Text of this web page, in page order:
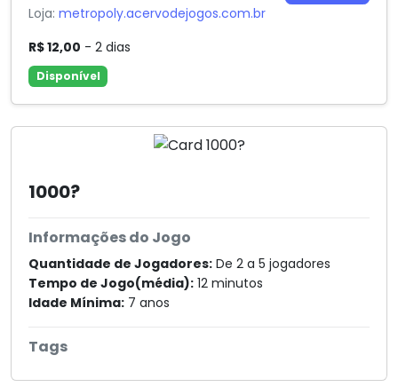
1000?
Informações do Jogo
Quantidade de Jogadores: De 2 a 5 jogadores
Tempo de Jogo(média): 12 minutos
Idade Mínima: 7 anos
Tags
Loja:metropoly.acervodejogos.com.br
R$ 12,00 - 2 dias
Disponível